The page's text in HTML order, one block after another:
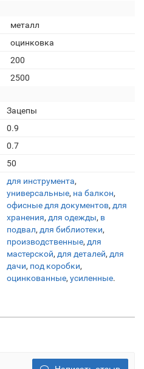
металл
оцинковка
200
2500
Зацепы
0.9
0.7
50
для инструмента,
универсальные, на балкон,
офисные для документов, для
хранения, для одежды, в
подвал, для библиотеки,
производственные, для
мастерской, для деталей, для
дачи, под коробки,
оцинкованные, усиленные.